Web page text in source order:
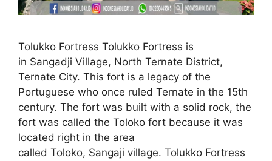
Tolukko Fortress Tolukko Fortress is
in Sangadji Village, North Ternate District,
Ternate City. This fort is a legacy of the
Portuguese who once ruled Ternate in the 15th
century. The fort was built with a solid rock, the
fort was called the Toloko fort because it was
located right in the area
called Toloko, Sangaji village. Tolukko Fortress